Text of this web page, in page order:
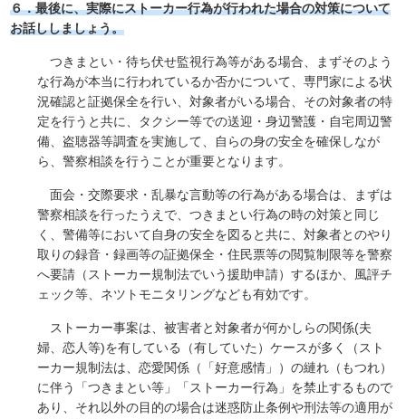
６．最後に、実際にストーカー行為が行われた場合の対策について
お話ししましょう。
つきまとい・待ち伏せ監視行為等がある場合、まずそのよう
な行為が本当に行われているか否かについて、専門家による状
況確認と証拠保全を行い、対象者がいる場合、その対象者の特
定を行うと共に、タクシー等での送迎・身辺警護・自宅周辺警
備、盗聴器等調査を実施して、自らの身の安全を確保しなが
ら、警察相談を行うことが重要となります。
面会・交際要求・乱暴な言動等の行為がある場合は、まずは
警察相談を行ったうえで、つきまとい行為の時の対策と同じ
く、警備等において自身の安全を図ると共に、対象者とのやり
取りの録音・録画等の証拠保全・住民票等の閲覧制限等を警察
へ要請（ストーカー規制法でいう援助申請）するほか、風評チ
ェック等、ネツトモニタリングなども有効です。
ストーカー事案は、被害者と対象者が何かしらの関係(夫
婦、恋人等)を有している（有していた）ケースが多く（スト
ーカー規制法は、恋愛関係（「好意感情」）の縺れ（もつれ）
に伴う「つきまとい等」「ストーカー行為」を禁止するもので
あり、それ以外の目的の場合は迷惑防止条例や刑法等の適用が